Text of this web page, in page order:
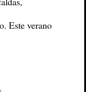
Este verano